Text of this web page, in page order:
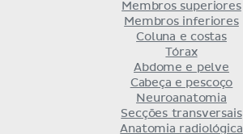
Membros superiores
Membros inferiores
Coluna e costas
Tórax
Abdome e pelve
Cabeça e pescoço
Neuroanatomia
Secções transversais
Anatomia radiológica